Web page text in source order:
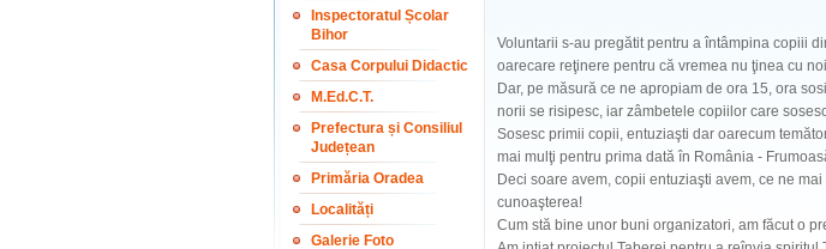
Inspectoratul Școlar
Bihor
Casa Corpului Didactic
M.Ed.C.T.
Prefectura și Consiliul
Județean
Primăria Oradea
Localități
Galerie Foto
Voluntarii s-au pregătit pentru a întâmpina copiii
oarecare reţinere pentru că vremea nu ţinea cu
Dar, pe măsură ce ne apropiam de ora 15, ora
norii se risipesc, iar zâmbetele copiilor care
Sosesc primii copii, entuziaşti dar oarecum
mai mulţi pentru prima dată în România -
Deci soare avem, copii entuziaşti avem, ce ne
cunoaşterea!
Cum stă bine unor buni organizatori, am făcut o